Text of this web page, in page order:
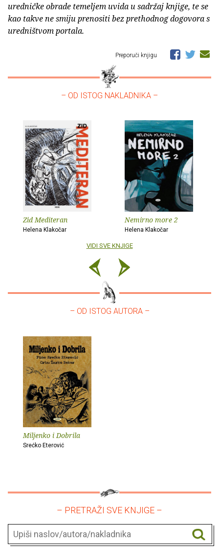
uredničke obrade temeljem uvida u sadržaj knjige, te se
kao takve ne smiju prenositi bez prethodnog dogovora s
uredništvom portala.
Preporuči knjigu
– OD ISTOG NAKLADNIKA –
Zid Mediteran
Helena Klakočar
Nemirno more 2
Helena Klakočar
VIDI SVE KNJIGE
– OD ISTOG AUTORA –
Miljenko i Dobrila
Srećko Eterović
– PRETRAŽI SVE KNJIGE –